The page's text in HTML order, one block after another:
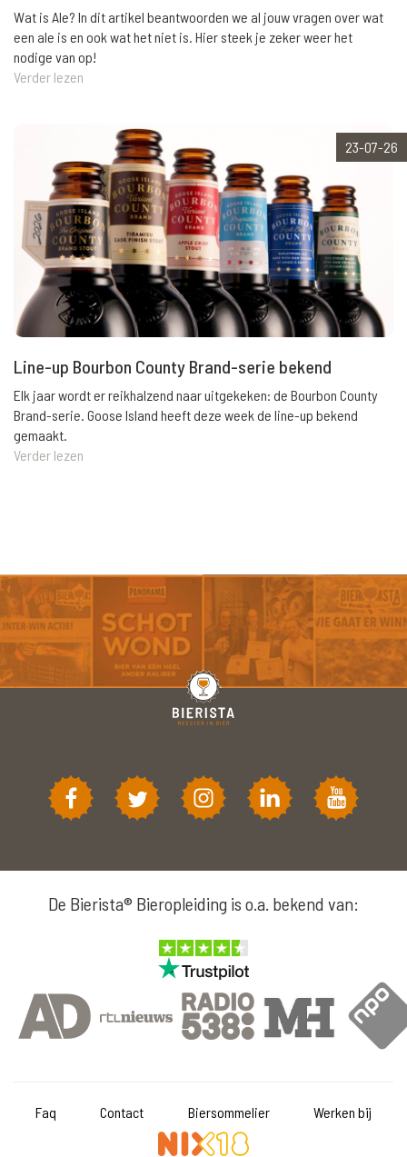
Wat is Ale? In dit artikel beantwoorden we al jouw vragen over wat
een ale is en ook wat het niet is. Hier steek je zeker weer het
nodige van op!
Verder lezen
23-07-26
Line-up Bourbon County Brand-serie bekend
Elk jaar wordt er reikhalzend naar uitgekeken: de Bourbon County
Brand-serie. Goose Island heeft deze week de line-up bekend
gemaakt.
Verder lezen
De Bierista® Bieropleiding is o.a. bekend van:
Faq Contact Biersommelier Werken bij